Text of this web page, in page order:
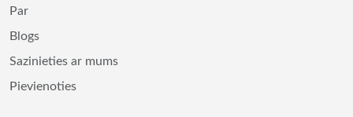
Par
Blogs
Sazinieties ar mums
Pievienoties